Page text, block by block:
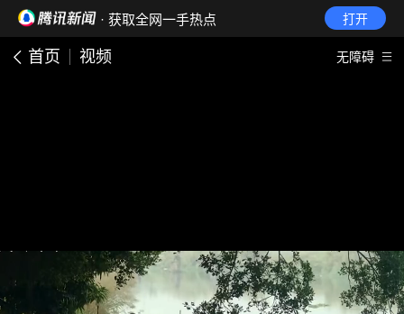
· 获取全网一手热点 打开
首页 视频 无障碍